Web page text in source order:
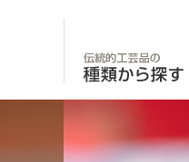
あきたの伝統的